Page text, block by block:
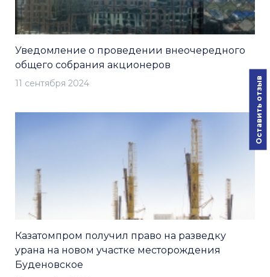
Уведомление о проведении внеочередного
общего собрания акционеров
11 сентября 2024
Казатомпром получил право на разведку
урана на новом участке месторождения
Буденовское
Оставить отзыв